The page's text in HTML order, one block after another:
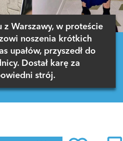
z Warszawy, w proteście
noszenia krótkich
upałów, przyszedł do
Dostał karę za
strój.